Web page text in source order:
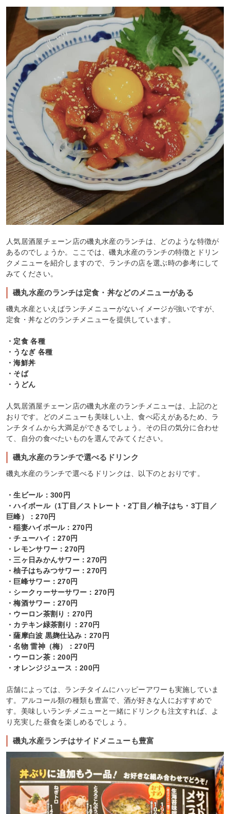
人気居酒屋チェーン店の磯丸水産のランチは、どのような特徴が
あるのでしょうか。ここでは、磯丸水産のランチの特徴とドリン
クメニューを紹介しますので、ランチの店を選ぶ時の参考にして
みてください。
磯丸水産のランチは定食・丼などのメニューがある
磯丸水産といえばランチメニューがないイメージが強いですが、
定食・丼などのランチメニューを提供しています。
・定食 各種
・うなぎ 各種
・海鮮丼
・そば
・うどん
人気居酒屋チェーン店の磯丸水産のランチメニューは、上記のと
おりです。どのメニューも美味しい上、食べ応えがあるため、ラ
ンチタイムから大満足ができるでしょう。その日の気分に合わせ
て、自分の食べたいものを選んでみてください。
磯丸水産のランチで選べるドリンク
磯丸水産のランチで選べるドリンクは、以下のとおりです。
・生ビール：300円
・ハイボール（1丁目／ストレート・2丁目／柚子はち・3丁目／
巨峰）：270円
・稲妻ハイボール：270円
・チューハイ：270円
・レモンサワー：270円
・三ヶ日みかんサワー：270円
・柚子はちみつサワー：270円
・巨峰サワー：270円
・シークヮーサーサワー：270円
・梅酒サワー：270円
・ウーロン茶割り：270円
・カテキン緑茶割り：270円
・薩摩白波 黒麹仕込み：270円
・名物 雷神（梅）：270円
・ウーロン茶：200円
・オレンジジュース：200円
店舗によっては、ランチタイムにハッピーアワーも実施していま
す。アルコール類の種類も豊富で、酒が好きな人におすすめで
す。美味しいランチメニューと一緒にドリンクも注文すれば、よ
り充実した昼食を楽しめるでしょう。
磯丸水産ランチはサイドメニューも豊富